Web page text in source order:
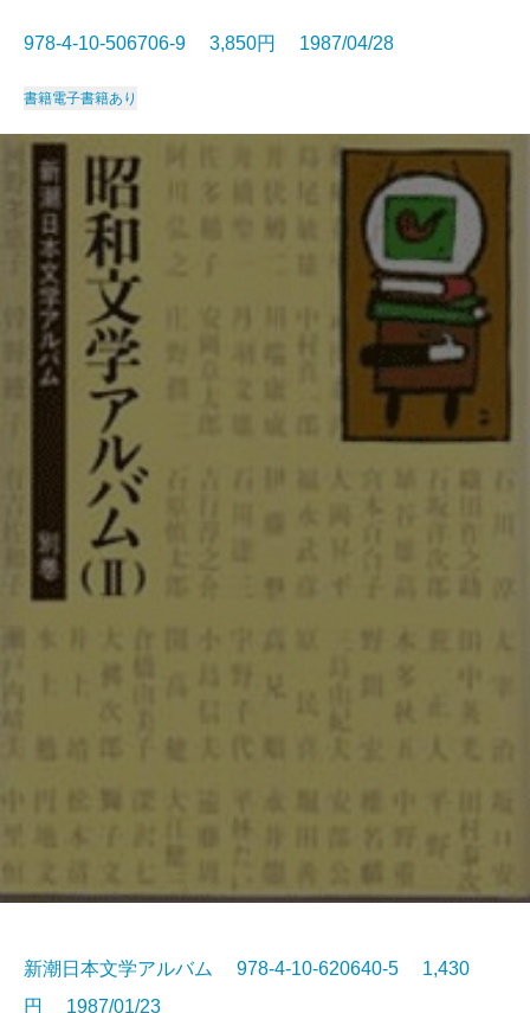
978-4-10-506706-9 3,850円 1987/04/28
書籍電子書籍あり
新潮日本文学アルバム 978-4-10-620640-5 1,430
円 1987/01/23